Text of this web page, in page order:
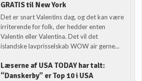
GRATIS til New York
Det er snart Valentins dag, og det kan være
irriterende for folk, der hedder enten
Valentin eller Valentina. Det vil det
islandske lavprisselskab WOW air gerne...
Læserne af USA TODAY har talt:
“Danskerby” er Top 10 i USA